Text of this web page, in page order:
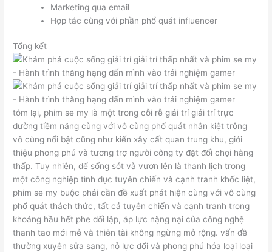
Marketing qua email
Hợp tác cùng với phần phổ quát influencer
Tổng kết
tóm lại, phim se my là một trong cỗi rễ giải trí giải trí trực
đường tiềm năng cùng với vô cùng phổ quát nhân kiệt trông
vô cùng nổi bật cũng như kiến xây cất quan trung khu, giới
thiệu phong phú và tương trợ người công ty đặt đối chọi hàng
thấp. Tuy nhiên, để sống sót và vươn lên là thanh lịch trong
một công nghiệp tình dục tuyên chiến và cạnh tranh khốc liệt,
phim se my buộc phải cần đề xuất phát hiện cùng với vô cùng
phổ quát thách thức, tất cả tuyên chiến và cạnh tranh trong
khoảng hầu hết phe đối lập, áp lực nặng nại của công nghệ
thanh tao mới mẻ và thiên tài không ngừng mở rộng. vấn đề
thường xuyên sửa sang, nỗ lực đổi và phong phú hóa loại loại